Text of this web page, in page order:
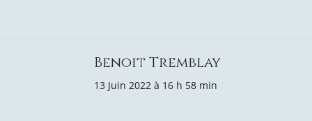
Benoit Tremblay
13 Juin 2022 à 16 h 58 min